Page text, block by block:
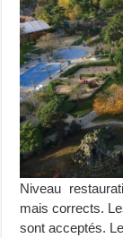
Niveau
mais corrects.
sont acceptés.